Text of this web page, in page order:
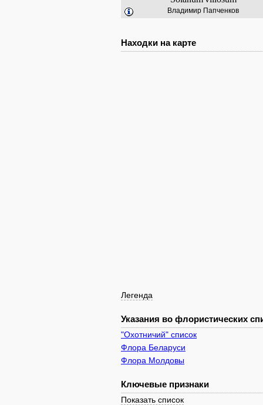
Владимир Папченков
Находки на карте
Легенда
Указания во флористических
"Охотничий" список
Флора Беларуси
Флора Молдовы
Ключевые признаки
Показать список